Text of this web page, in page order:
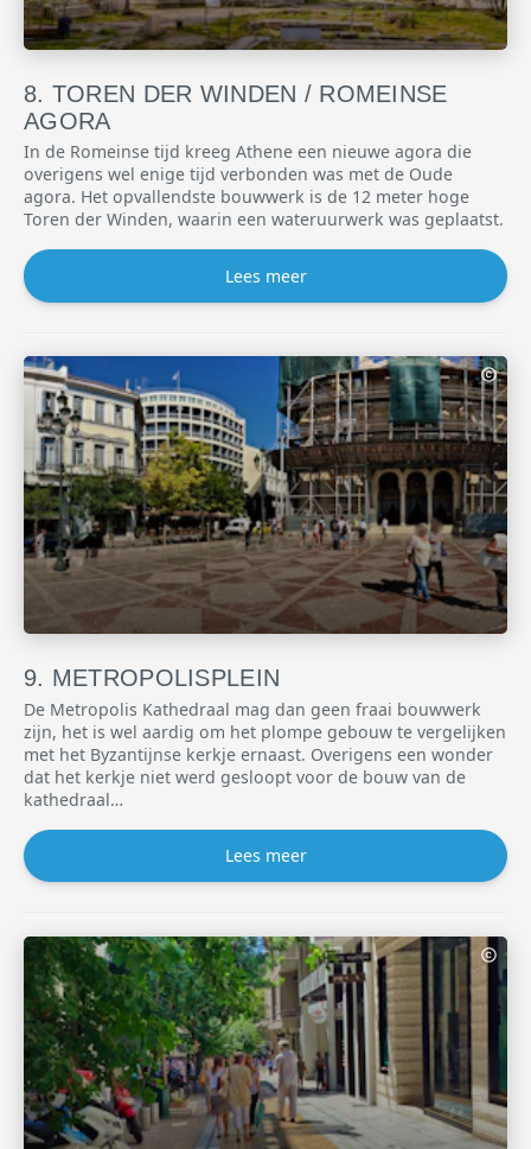
TOREN DER WINDEN / ROMEINSE
AGORA
In de Romeinse tijd kreeg Athene een nieuwe agora die
overigens wel enige tijd verbonden was met de Oude
agora. Het opvallendste bouwwerk is de 12 meter hoge
Toren der Winden, waarin een wateruurwerk was geplaatst.
Lees meer
METROPOLISPLEIN
De Metropolis Kathedraal mag dan geen fraai bouwwerk
zijn, het is wel aardig om het plompe gebouw te vergelijken
met het Byzantijnse kerkje ernaast. Overigens een wonder
dat het kerkje niet werd gesloopt voor de bouw van de
kathedraal…
Lees meer